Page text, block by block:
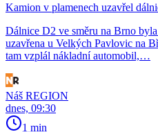
Kamion v plamenech uzavřel
Dálnice D2 ve směru na Brno
uzavřena u Velkých Pavlovic na
tam vzplál nákladní automobil,…
Náš REGION
dnes, 09:30
1 min